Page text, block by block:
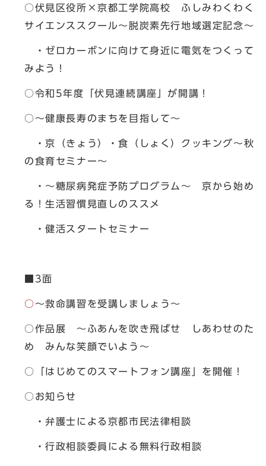
○伏見区役所×京都工学院高校 ふしみわくわく
サイエンススクール～脱炭素先行地域選定記念～
・ゼロカーボンに向けて身近に電気をつくって
みよう！
○令和5年度「伏見連続講座」が開講！
○～健康長寿のまちを目指して～
・京（きょう）・食（しょく）クッキング～秋
の食育セミナー～
・～糖尿病発症予防プログラム～ 京から始め
る！生活習慣見直しのススメ
・健活スタートセミナー
■3面
○ ～救命講習を受講しましょう～
○作品展 ～ふあんを吹き飛ばせ しあわせのた
め みんな笑顔でいよう～
○「はじめてのスマートフォン講座」を開催！
○お知らせ
・弁護士による京都市民法律相談
・行政相談委員による無料行政相談